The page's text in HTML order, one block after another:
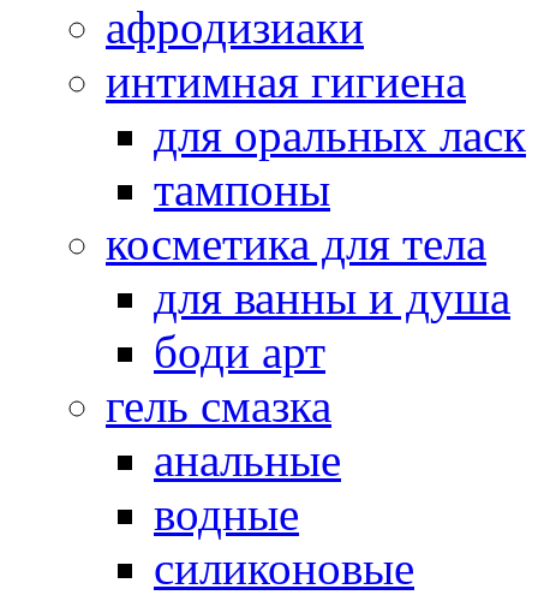
афродизиаки
интимная гигиена
для оральных ласк
тампоны
косметика для тела
для ванны и душа
боди арт
гель смазка
анальные
водные
силиконовые